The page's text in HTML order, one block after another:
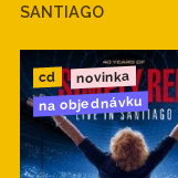
SANTIAGO
cd novinka
na objednávku